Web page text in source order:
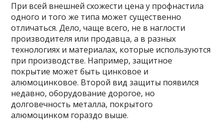
При всей внешней схожести цена у профнастила
одного и того же типа может существенно
отличаться. Дело, чаще всего, не в наглости
производителя или продавца, а в разных
технологиях и материалах, которые используются
при производстве. Например, защитное
покрытие может быть цинковое и
алюмоцинковое. Второй вид защиты появился
недавно, оборудование дорогое, но
долговечность металла, покрытого
алюмоцинком гораздо выше.